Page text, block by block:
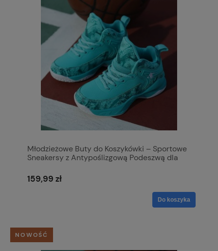
Młodzieżowe Buty do Koszykówki – Sportowe
Sneakersy z Antypoślizgową Podeszwą dla
159,99 zł
Do koszyka
NOWOŚĆ